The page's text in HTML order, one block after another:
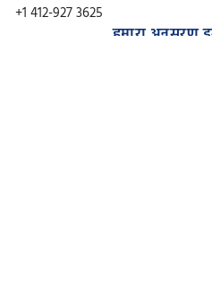
+1 412-927 3625
हमारा अनुसरण